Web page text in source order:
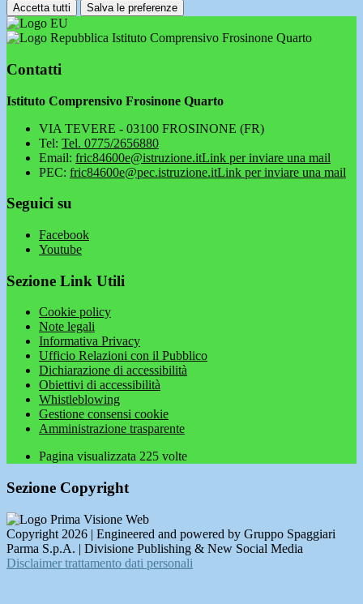
Accetta tutti Salva le preferenze
Istituto Comprensivo Frosinone Quarto
Contatti
Istituto Comprensivo Frosinone Quarto
VIA TEVERE - 03100 FROSINONE (FR)
Tel: Tel. 0775/2656880
Email: fric84600e@istruzione.itLink per inviare una mail
PEC: fric84600e@pec.istruzione.itLink per inviare una mail
Seguici su
Facebook
Youtube
Sezione Link Utili
Cookie policy
Note legali
Informativa Privacy
Ufficio Relazioni con il Pubblico
Dichiarazione di accessibilità
Obiettivi di accessibilità
Whistleblowing
Gestione consensi cookie
Amministrazione trasparente
Pagina visualizzata 225 volte
Sezione Copyright
Copyright 2026 | Engineered and powered by Gruppo Spaggiari
Parma S.p.A. | Divisione Publishing & New Social Media
Disclaimer trattamento dati personali